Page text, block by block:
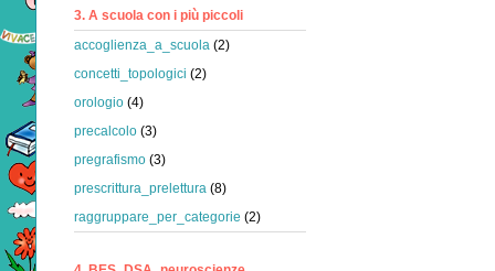
3. A scuola con i più piccoli
accoglienza_a_scuola (2)
concetti_topologici (2)
orologio (4)
precalcolo (3)
pregrafismo (3)
prescrittura_prelettura (8)
raggruppare_per_categorie (2)